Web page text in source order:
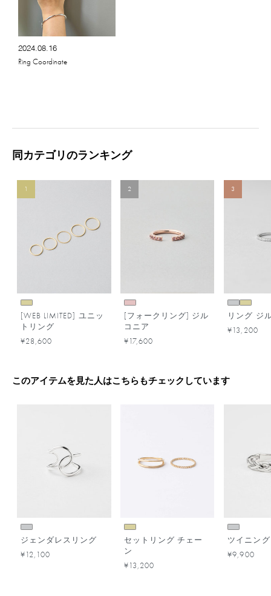
2024.08.16
Ring Coordinate
同カテゴリのランキング
1
[WEB LIMITED] ユニッ
トリング
¥28,600
2
[フォークリング] ジル
コニア
¥17,600
3
リング ジ
¥13,200
このアイテムを見た人はこちらもチェックしています
ジェンダレスリング
¥12,100
セットリング チェー
ン
¥13,200
ツイニン
¥9,900